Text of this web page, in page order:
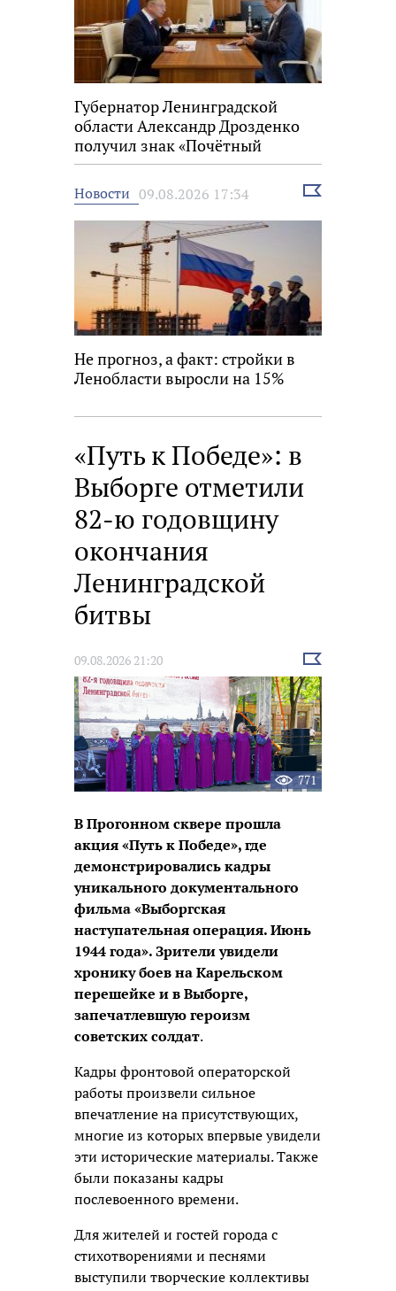
Губернатор Ленинградской
области Александр Дрозденко
получил знак «Почётный
строитель России»
Новости 09.08.2026 17:34
Выбрать
Не прогноз, а факт: стройки в
Ленобласти выросли на 15%
«Путь к Победе»: в
Выборге отметили
82-ю годовщину
окончания
Ленинградской
битвы
09.08.2026 21:20
Выбрать
новость
771
В Прогонном сквере прошла
акция «Путь к Победе», где
демонстрировались кадры
уникального документального
фильма «Выборгская
наступательная операция. Июнь
1944 года». Зрители увидели
хронику боев на Карельском
перешейке и в Выборге,
запечатлевшую героизм
советских солдат.
Кадры фронтовой операторской
работы произвели сильное
впечатление на присутствующих,
многие из которых впервые увидели
эти исторические материалы. Также
были показаны кадры
послевоенного времени.
Для жителей и гостей города с
стихотворениями и песнями
выступили творческие коллективы